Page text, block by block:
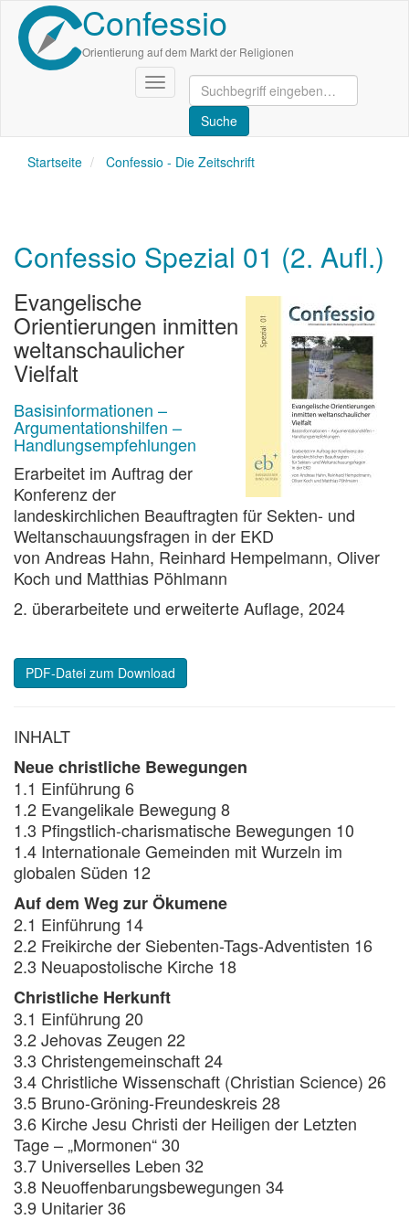
Direkt
zum
Inhalt
Confessio
Orientierung auf dem Markt der Religionen
Navigation
aktivieren/deaktivieren
Startseite Confessio - Die Zeitschrift
Confessio Spezial 01 (2. Aufl.)
Evangelische
Orientierungen inmitten
weltanschaulicher
Vielfalt
Basisinformationen –
Argumentationshilfen –
Handlungsempfehlungen
Erarbeitet im Auftrag der
Konferenz der
landeskirchlichen Beauftragten für Sekten- und
Weltanschauungsfragen in der EKD
von Andreas Hahn, Reinhard Hempelmann, Oliver
Koch und Matthias Pöhlmann
2. überarbeitete und erweiterte Auflage, 2024
PDF-Datei zum Download
INHALT
Neue christliche Bewegungen
1.1 Einführung 6
1.2 Evangelikale Bewegung 8
1.3 Pfingstlich-charismatische Bewegungen 10
1.4 Internationale Gemeinden mit Wurzeln im
globalen Süden 12
Auf dem Weg zur Ökumene
2.1 Einführung 14
2.2 Freikirche der Siebenten-Tags-Adventisten 16
2.3 Neuapostolische Kirche 18
Christliche Herkunft
3.1 Einführung 20
3.2 Jehovas Zeugen 22
3.3 Christengemeinschaft 24
3.4 Christliche Wissenschaft (Christian Science) 26
3.5 Bruno-Gröning-Freundeskreis 28
3.6 Kirche Jesu Christi der Heiligen der Letzten
Tage – „Mormonen“ 30
3.7 Universelles Leben 32
3.8 Neuoffenbarungsbewegungen 34
3.9 Unitarier 36